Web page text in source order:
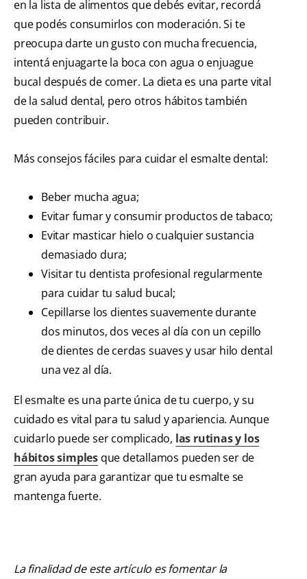
en la lista de alimentos que debés evitar, recordá
que podés consumirlos con moderación. Si te
preocupa darte un gusto con mucha frecuencia,
intentá enjuagarte la boca con agua o enjuague
bucal después de comer. La dieta es una parte vital
de la salud dental, pero otros hábitos también
pueden contribuir.
Más consejos fáciles para cuidar el esmalte dental:
Beber mucha agua;
Evitar fumar y consumir productos de tabaco;
Evitar masticar hielo o cualquier sustancia
demasiado dura;
Visitar tu dentista profesional regularmente
para cuidar tu salud bucal;
Cepillarse los dientes suavemente durante
dos minutos, dos veces al día con un cepillo
de dientes de cerdas suaves y usar hilo dental
una vez al día.
El esmalte es una parte única de tu cuerpo, y su
cuidado es vital para tu salud y apariencia. Aunque
cuidarlo puede ser complicado, las rutinas y los
hábitos simples que detallamos pueden ser de
gran ayuda para garantizar que tu esmalte se
mantenga fuerte.
La finalidad de este artículo es fomentar la